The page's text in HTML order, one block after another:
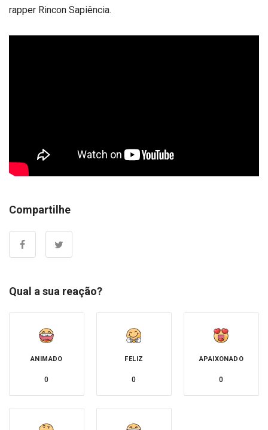
rapper Rincon Sapiência.
Compartilhe
Qual a sua reação?
ANIMADO
0
FELIZ
0
APAIXONADO
0